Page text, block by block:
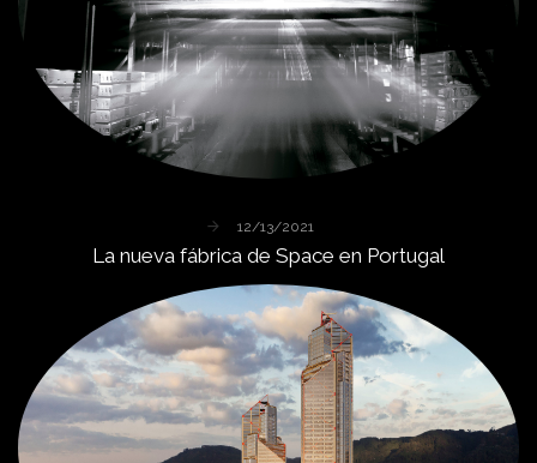
12/13/2021
La nueva fábrica de Space en Portugal